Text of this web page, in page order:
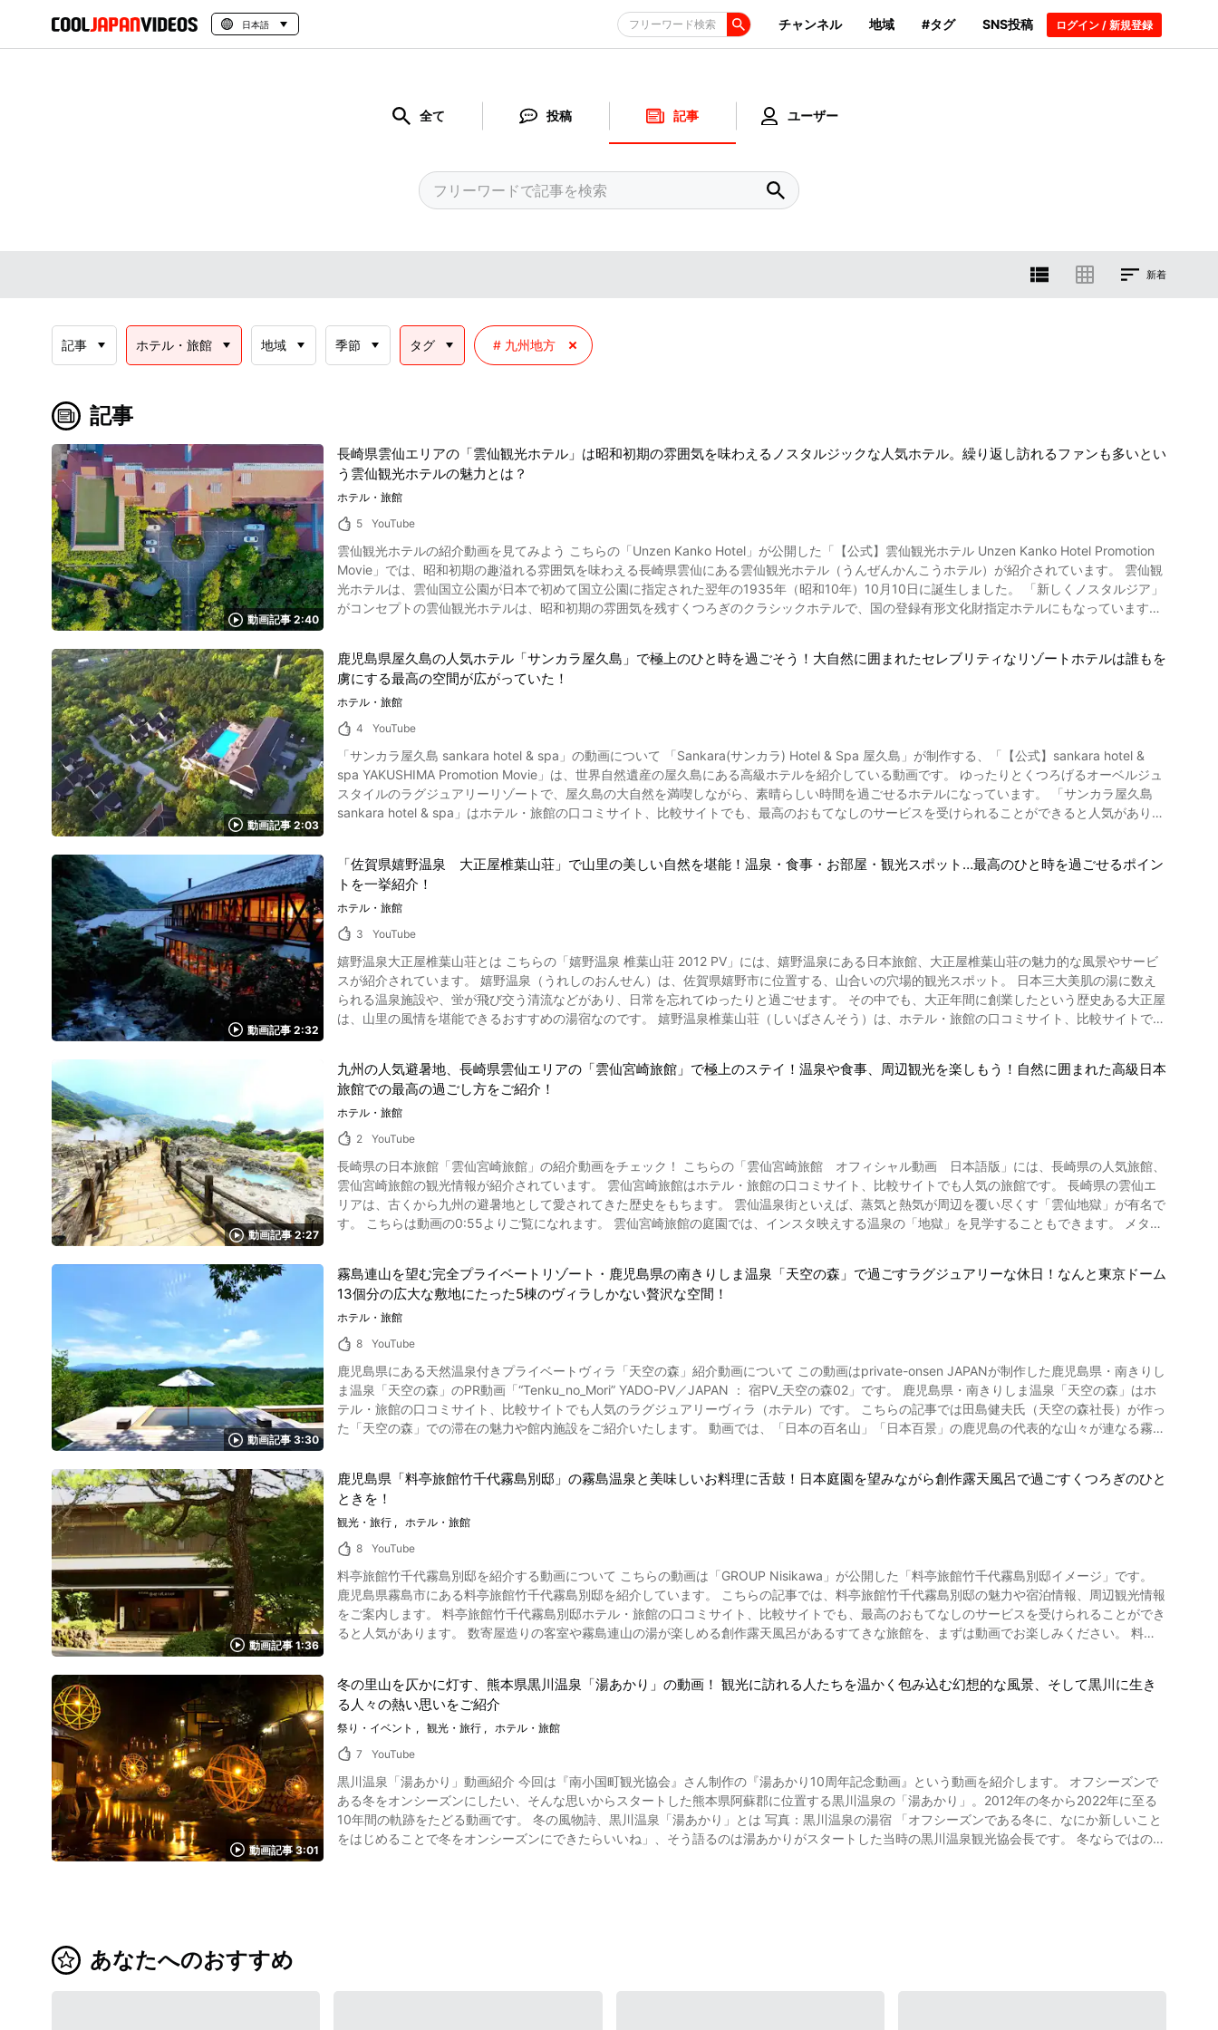
日本語 フリーワード検索 チャンネル 地域 #タグ SNS投稿 ログイン / 新規登録
全て 投稿 記事 ユーザー
新着
記事 ホテル・旅館 地域 季節 タグ 九州地方
記事
動画記事 2:40
長崎県雲仙エリアの「雲仙観光ホテル」は昭和初期の雰囲気を味わえるノスタルジックな人気ホテル。繰り返し訪れるファンも多いとい
う雲仙観光ホテルの魅力とは？
ホテル・旅館
5
YouTube
雲仙観光ホテルの紹介動画を見てみよう こちらの「Unzen Kanko Hotel」が公開した「【公式】雲仙観光ホテル Unzen Kanko Hotel Promotion
Movie」では、昭和初期の趣溢れる雰囲気を味わえる長崎県雲仙にある雲仙観光ホテル（うんぜんかんこうホテル）が紹介されています。 雲仙観
光ホテルは、雲仙国立公園が日本で初めて国立公園に指定された翌年の1935年（昭和10年）10月10日に誕生しました。 「新しくノスタルジア」
がコンセプトの雲仙観光ホテルは、昭和初期の雰囲気を残すくつろぎのクラシックホテルで、国の登録有形文化財指定ホテルにもなっています。
れたという200坪のダイニングルームをはじめ、フロントや階段、客室も東洋美と西洋美が融合したおしゃれな空間になっています。 宴会、ウェ
ディングでの利用もできます。 ホテル内にはなんと、動画の1:34からご覧になれるクラシカルなビリヤード場（撞球室）も用意されています。
小糸地獄温泉を源泉とする浴室には、ステンドグラスやアールデコ調のタイルが採用されています。 温泉には硫黄泉浴室、家族風呂がご用意さ
れ、泉質は「酸性・含鉄・含硫黄-アルミニウム-硫酸塩泉」、効能は「慢性皮膚病、慢性婦人病、慢性消化器疾患、糖尿病、神経痛、関節痛、打
ち身、 切り傷、運動麻痺、痔症」となっています。 動画の1:06からご覧になれる客室は、特別室、オリエンタル、プレミアムツイン、スーペリ
アツイン、スーペリアトリプル、デラックスツイン、デラックスダブルなどがご用意されており、優雅なひと時を過ごすことができます。 動画で
紹介されている雲仙観光ホテルで楽しめるグルメとは？ 画像引用 :YouTube screenshot 上質なホテルに宿泊する旅行では、ご当地ならではの絶
品グルメも楽しみですね。 雲仙観光ホテルのランチやディナーには、地産地消のフランス料理を堪能できます。 ホテル内にはバー、カフェテラ
ス、ラウンジが完備されているので、お好みの場所でゆったりと過ごしましょう。 また、お土産には名物のゴルゴンゾーラベイクドチーズケーキ
ットがあります。 雲仙仁田峠や雲仙地獄は是非足を運んでおきたい観光地です。 ほかにも、雲仙ゴルフ場や雲仙テニスコートでスポーツを楽し
んだり、雲仙ビードロ美術館で芸術品を鑑賞するひとときを過ごしたりと、雲仙エリアならではの観光をしてみましょう。 雲仙観光ホテルの紹介
動画まとめ 画像引用 :YouTube screenshot 動画で紹介されている雲仙観光ホテルは、口コミで評価の良い人気のホテルです。 雲仙観光ホテルは
駅から距離がありますが、送迎バスが出ているので交通アクセスも問題ありません。 また、ツアーを利用して訪れるのもおすすめの方法です。
人気のホテルを予約して、心安らぐ極上のひとときを堪能してみてくださいね。 【公式ホームページ】雲仙観光ホテル | 長崎県雲仙市にあるクラ
g1022852-d325867-Reviews-Unzen_Kanko_Hotel-Unzen_Nagasaki_Prefecture_Kyushu.html
動画記事 2:03
鹿児島県屋久島の人気ホテル「サンカラ屋久島」で極上のひと時を過ごそう！大自然に囲まれたセレブリティなリゾートホテルは誰もを
虜にする最高の空間が広がっていた！
ホテル・旅館
4
YouTube
「サンカラ屋久島 sankara hotel & spa」の動画について 「Sankara(サンカラ) Hotel & Spa 屋久島」が制作する、「【公式】sankara hotel &
spa YAKUSHIMA Promotion Movie」は、世界自然遺産の屋久島にある高級ホテルを紹介している動画です。 ゆったりとくつろげるオーベルジュ
スタイルのラグジュアリーリゾートで、屋久島の大自然を満喫しながら、素晴らしい時間を過ごせるホテルになっています。 「サンカラ屋久島
sankara hotel & spa」はホテル・旅館の口コミサイト、比較サイトでも、最高のおもてなしのサービスを受けられることができると人気がありま
テルである「サンカラ屋久島 sankara hotel & spa」は、美味しい食事や温泉、スパ、マッサージなどが魅力の宿泊施設です。 とても人気のホテ
ルなので早めに予約するのが必須のホテルです。 サンカラ屋久島は九州の鹿児島県熊毛郡屋久島にあり、大自然を満喫できる場所にあります。
存在感のある巨樹と寄り添うように広がる苔の絨毯や、奇麗な海、青い空はとても美しく訪れる方みんなを魅了しています。 ホテル内の様子は動
画の0:12より紹介しています。 プールサイドでウエルカムドリンクをいただけるので、到着してすぐリゾート気分を味わうことができます。 画
像引用 :YouTube screenshot 本場仕込みのフランス料理や、一人ひとりに客室係が付くバトラーサービス、動画の0:43よりご覧になれるオーガ
ニックハーブが特徴のスパ「sankara sana」などの評判がよく、ネットの口コミでも話題になっています。 お部屋は最高級のサンカラスイート
ルームやサンカラジュニアスイート、サンカラヴィラスイート、サンドラヴィラ、海が見えるウッドデッキを設置した部屋など、ゆったりくつろ
げる客室が充実しています。 和室は無く全て洋室のお部屋となっています。 広々としたプールや読書ができるライブラリーラウンジなどもあ
り、思い思いの過ごし方や体験ができますよ。 「サンカラ屋久島 sankara hotel & spa」ではこだわりのアメニティグッズも揃っています。 イン
屋久島 sankara hotel & spa」のグルメ情報 日本の高級ホテルである「サンカラ屋久島 sankara hotel & spa」は、美味しい料理を食べられるレス
トランが1番の魅力。 地産地消にこだわり屋久島でしか食べられないフレンチ料理を提供しています。 サンカラ屋久島にはカジュアルフレンチを
楽しめるayana（アヤナ）と、本格フレンチフルコースを楽しめるokas（オーカス）という2つのレストランがあります。 それぞれで屋久島の大
地の恵みを活かした素晴らしい料理を堪能できますよ。 日本の高級ホテル「サンカラ屋久島 sankara hotel & spa」の周辺観光スポット ©鹿児島
県 改変 屋久島の高級ホテルである「サンカラ屋久島 sankara hotel & spa」の周辺にはさまざまな観光スポットがあります。 屋久島に訪れたら絶
「ヤクスギランド」「くぐり杉」「大川の滝」「白谷雲水峡」「益救神社（やくじんじゃ）」「屋久島環境文化村センター」「屋久島灯台」など
で大自然の絶景をお楽しみください。 これらの大自然を満喫できるトレッキングなどのアクティビティを楽しむ拠点に「サンカラ屋久島 sankara
hotel & spa」をご利用してみてはいかがですか。 屋久島には「平内海中温泉」「縄文の宿 まんてん」「湯泊温泉」「尾之間温泉」「ゆのこの
湯」「屋久島温泉 JRホテル屋久島」などの日帰り温泉が楽しめるスポットも多数あります。 旅の疲れを大浴場や露天風呂でゆっくり癒してく
& Spa 屋久島」が制作する、「【公式】sankara hotel & spa YAKUSHIMA Promotion Movie」は、日本のおもてなしの心を感じることができる素
晴らしいホテルです。 交通アクセスは屋久島空港から約40分で、無料送迎バスもあります。 動画で紹介されている、サンカラ屋久島の充実した
サイトや公式ホームページをご確認ください。 ◆サンカラ屋久島 施設概要紹介◆ 【住所】〒891-4402 鹿児島県熊毛郡屋久島町麦生字萩野上
553 【交通アクセス】屋久島空港から約40分。無料送迎バスあり。 【駐車場】あり 【電話番号】0997-47-3488 【公式ホームページ】【公
式】サンカラ屋久島 sankara hotel &spa Yakushima ｜リゾートホテル 高級ホテル https://www.sankarahotel-spa.com/ 【トリップアドバイザ
ー】サンカラホテル&スパ 屋久島 https://www.tripadvisor.jp/Hotel_Review-g1121600-d1604431-Reviews-Sankara_Hotel_Spa_Yakushima-
Yakushima_cho_Kumage_gun_Kagoshima_Prefecture_Kyushu.html
動画記事 2:32
「佐賀県嬉野温泉 大正屋椎葉山荘」で山里の美しい自然を堪能！温泉・食事・お部屋・観光スポット…最高のひと時を過ごせるポイン
トを一挙紹介！
ホテル・旅館
3
YouTube
嬉野温泉大正屋椎葉山荘とは こちらの「嬉野温泉 椎葉山荘 2012 PV」には、嬉野温泉にある日本旅館、大正屋椎葉山荘の魅力的な風景やサービ
スが紹介されています。 嬉野温泉（うれしのおんせん）は、佐賀県嬉野市に位置する、山合いの穴場的観光スポット。 日本三大美肌の湯に数え
られる温泉施設や、蛍が飛び交う清流などがあり、日常を忘れてゆったりと過ごせます。 その中でも、大正年間に創業したという歴史ある大正屋
は、山里の風情を堪能できるおすすめの湯宿なのです。 嬉野温泉椎葉山荘（しいばさんそう）は、ホテル・旅館の口コミサイト、比較サイトで
山荘の露天風呂や大浴場は、体と心をじっくりと癒やしてくれる嬉しい効果をもちます。 掛け流し源泉の四季の湯、しいばの湯、山の湯といった
お風呂のほか、部屋風呂もあります。 立ち寄り湯もOKで、アメニティも豊富なので、宿泊だけでなく日帰りプランも立てられますよ。 嬉野温泉
は重曹泉（ナトリウム炭酸水素塩）の塩化物温泉で、効能は神経痛、筋肉痛、関節痛、五十肩、運動麻痺、関節のこわばり、うちみ、くじき、慢
性消化器病、痔疾、冷え性、病後回復期、披露回復、健康増進などです。 嬉野温泉大正屋椎葉山荘の館内施設の楽しみ方 画像引用 :YouTube
たあとは、浴衣に着替えて絶品ディナーを堪能しましょう。 大正屋椎葉山荘は、ミシュランガイド2019にも選ばれた名店です。 佐賀産和牛をは
じめとした、グルメバイキングや懐石料理を楽しめます。 大正屋では、湯豆腐本舗や、お食事処「レストラン山法師」「レストランしいば」、団
体専用の個室「食事処 琥珀（こはく）」なども利用できます。 動画の2:01からは、旅館の美しい風景が紹介されています。 大正屋椎葉山荘の
客室は、お部屋から山里の自然をゆったり眺められるくつろぎの和室です。 離れ、メゾネットタイプ、バリアフリーのお部屋も用意されていま
ステキなひとときをお楽しみください。 嬉野温泉大正屋椎葉山荘の紹介動画まとめ 写真：嬉野温泉の風景 佐賀県嬉野エリアには、インスタ映え
する自然豊かな名所や癒しの露天風呂、絶品の和食を味わえる日本旅館などが数多くあります。 その中でも、動画で紹介されている大正屋椎葉山
荘は、美しい日本の風情を満喫でき、バリアフリーで大人にも子どもにも過ごしやすい、人気の旅館です。 また、嬉野温泉には人気の観光スポッ
トも多数あります。 「シーボルトの足湯」「シーボルトの湯」「立岩展望台」「広川原キャンプ場」「肥前吉田焼窯元会館」「みゆき公園」「豊
玉姫神社」「瑞光寺」「轟の滝」「大茶樹」など・・。 嬉野温泉大正屋椎葉山荘では、これらの周辺観光も楽しめます。 嬉野温泉大正屋椎葉山
ミを参考にしたりしながら、嬉野温泉へのトラベルを計画してみてくださいね。 ◆嬉野温泉 大正屋 椎葉山荘 施設概要紹介◆ 【住所】嬉野
市嬉野町岩屋川内字椎葉乙1586 【交通アクセス】JR武雄温泉駅よりバスで30分、バスセンターより送迎車5分 【駐車場】あり。無料駐車場100
台 【電話番号】0954-42-3600 【公式ホームページ】嬉野温泉 旅館大正屋 椎葉山荘／大自然の中のたたずまい https://www.shiibasanso.com/
【公式ホームページ】嬉野温泉観光協会うれしの温泉のほほーん情報局 https://spa-u.net/ 【トリップアドバイザー】嬉野温泉
動画記事 2:27
九州の人気避暑地、長崎県雲仙エリアの「雲仙宮崎旅館」で極上のステイ！温泉や食事、周辺観光を楽しもう！自然に囲まれた高級日本
旅館での最高の過ごし方をご紹介！
ホテル・旅館
2
YouTube
長崎県の日本旅館「雲仙宮崎旅館」の紹介動画をチェック！ こちらの「雲仙宮崎旅館 オフィシャル動画 日本語版」には、長崎県の人気旅館、
雲仙宮崎旅館の観光情報が紹介されています。 雲仙宮崎旅館はホテル・旅館の口コミサイト、比較サイトでも人気の旅館です。 長崎県の雲仙エ
リアは、古くから九州の避暑地として愛されてきた歴史をもちます。 雲仙温泉街といえば、蒸気と熱気が周辺を覆い尽くす「雲仙地獄」が有名で
す。 こちらは動画の0:55よりご覧になれます。 雲仙宮崎旅館の庭園では、インスタ映えする温泉の「地獄」を見学することもできます。 メタケ
画の1:04からは、雲仙宮崎旅館の癒しの温泉の様子が紹介されています。 「美肌の温泉」と呼ばれる雲仙温泉で、源泉掛け流しの露天風呂や大浴
場、家族風呂を堪能しましょう。 雲仙宮崎旅館のお風呂は、宿泊だけでなく日帰りプランも利用できます。 雲仙温泉の泉質は、硫化水素の単純
酸性温泉で、効能は神経痛、筋肉痛、関節痛、五十肩、運動麻痺、関節のこわばり、うちみ、くじき、慢性消化器病、痔疾、冷え性、病後回復
期、疲労回復、健康増進などです。 雲仙宮崎旅館の絶品日本料理を味わおう！ 画像引用 :YouTube screenshot 動画の1:28からは、雲仙宮崎旅館
の絶品和食料理が紹介されています。 地産地消をモットーに作られた、美味しいお肉や、魚介の食事をいただけるのが雲仙宮崎旅館の魅力。 九
州の自然が育んだ長崎和牛や、熊本地鶏の天草大王、島原半島の海鮮、といったグルメをふんだんに使った会席料理は、まさに絶品。 ホテルには
宴会場もあり、仲間との旅行にも最適です。 雲仙宮崎旅館の館内施設の魅力をご紹介！ 画像引用 :YouTube screenshot 動画の0:43からは、雲仙
宮崎旅館の風情ある日本庭園を見学できます。 1:59からは、浴衣で雲仙宮崎旅館をそぞろあるく、風情ある様子も紹介されています。 客室も和
室や和洋室、景色の良い庭園側の特別室などから選べるので、お好みのお部屋を利用してみましょう。 チェックアウト時間は朝10時半なので、
せんべいを取りそろえた売店（お土産屋）、雑誌・漫画・小説の揃った読書室、大人数でも安心の宴会場、パーティーや大人数の会議も可能な松
風苑、足つぼマッサージのほぐし処、喫煙所がございます。 もちろんアメニティも揃っています。 雲仙宮崎旅館の紹介動画まとめ 雲仙宮崎旅館
ではおもてなしの心を大切にしています。 動画の0:25にも、女将や従業員が宿泊客に、抹茶を振る舞う様子が紹介されています。 また雲仙周辺
には人気の観光スポットも多数あります。 「仁田峠ロープウェイ（ロープウェー）」「雲仙ゴルフ場」「雲仙テニスコート」「白雲の池」「足湯
広場」「雲仙焼」「湯せんべい手焼き体験」「雲仙新湯温泉館」「雲仙よか湯」「小地獄温泉館」「おもちゃ博物館」「ガラス工作体験」な
秘湯で、温泉や日本料理を楽しむ最高のひとときを過ごしてみるのがおすすめですよ。 雲仙宮崎旅館の宿泊料金は、季節やプランによって異なり
ますので、旅行サイトや公式ホームページをご確認ください。 ◆長崎県 雲仙宮崎旅館 施設概要紹介◆ 【住所】〒854-0621 長崎県雲仙市小
浜町雲仙320番地 【交通アクセス】長崎駅、諫早駅より無料シャトルバスのサービスあり（要予約） 【駐車場】無料駐車場あり。 【電話番号】
0957-73-3331 【公式ホームページ】長崎県 雲仙温泉・雲仙宮崎旅館 http://www.miyazaki-ryokan.co.jp/
動画記事 3:30
霧島連山を望む完全プライベートリゾート・鹿児島県の南きりしま温泉「天空の森」で過ごすラグジュアリーな休日！なんと東京ドーム
13個分の広大な敷地にたった5棟のヴィラしかない贅沢な空間！
ホテル・旅館
8
YouTube
鹿児島県にある天然温泉付きプライベートヴィラ「天空の森」紹介動画について この動画はprivate-onsen JAPANが制作した鹿児島県・南きりし
ま温泉「天空の森」のPR動画「“Tenku_no_Mori” YADO-PV／JAPAN ： 宿PV_天空の森02」です。 鹿児島県・南きりしま温泉「天空の森」はホ
テル・旅館の口コミサイト、比較サイトでも人気のラグジュアリーヴィラ（ホテル）です。 こちらの記事では田島健夫氏（天空の森社長）が作っ
た「天空の森」での滞在の魅力や館内施設をご紹介いたします。 動画では、「日本の百名山」「日本百景」の鹿児島の代表的な山々が連なる霧島
南きりしま温泉「天空の森」は、日本の九州地方南部、鹿児島県にあり、東京ドーム13個分の広大な敷地内に温泉付きのヴィラが5棟という贅沢
でラグジュアリーな滞在施設となっており、最高のおもてなしを味わうことができます。 動画でも紹介されているように、まさに「大宇宙の無人
島（おおぞらの無人島）」です。 鹿児島空港から車で約15分という気軽な交通アクセスながら、大自然の中に身を置くことができるのも魅力と
いえるでしょう。 敷地内の宿泊と日帰り用ヴィラ5棟「天空」「茜さす丘」「霖雨の森」「花散る里」「つばめの巣」は遮るものがない広いウッ
ドデッキに南きりしま温泉の源泉100％かけ流しの露天風呂とシャワーが用意されています。 ほかのヴィラの気配さえ感じないプライベート空間
での滞在が約束されています。 動画の0:35から紹介されている鹿児島県南きりしま温泉「天空の森」の日帰り専用ヴィラ「つばめの巣」は、天
然温泉の露天風呂や日本の原風景を見ながらの自然散策、食事などを楽しむことができます。 日帰り専用ヴィラの「花散る里」は動画の0:49よ
りご覧になれます。共有の大浴場はありませんのでご注意ください。 続いて動画の1:23より、鹿児島県南きりしま温泉「天空の森」の宿泊用ヴィ
ラ「茜さす丘」が紹介されています。 施設内の建築資材（木材）はすべて敷地内の森の木を使って造られ、贅沢な余白と大きな窓のある空間が特
ことができます。 ピクニック・川遊び・ヘリコプターでの空中散歩などのアクティビティも楽しめます。 アメニティグッズもしっかり揃ってい
るので安心です。 鹿児島県・南きりしま温泉「天空の森」でいただく地元産グルメ情報 画像引用 :YouTube screenshot 動画の0:26よりご覧にな
れるように、鹿児島県南きりしま温泉「天空の森」では、自家菜園の無農薬栽培で食材を調達しています。 日本の山里でよくみられる段々畑は約
30種類の野菜を育て、夕食に並ぶ日本料理の旬の食材のほとんどが自らの牧場や農場から収穫されたものが使われます。 レストランでの食事の
様子は2:16から紹介されます。 薩摩地鶏や鮎、大隅牛などを楽しむことができます。 身も心もリフレッシュできる滞在を体験してみてはいかが
から解放されて日本らしい景色が楽しめる滞在が魅力です。 ヴィラからの絶景はインスタ映えしますが、スマホの電源は落として贅沢な時間を味
わうという過ごし方をしてみるのもいいでしょうね。 敷地内の石坂川の渓流に足をつけながらのパーティやコンサート、専用カートでの周遊、エ
ステなどの体験も可能です。 霧島周辺には「霧島神宮」「霧島温泉郷」「城山展望台」「鹿児島県霧島アートの森」「霧島高原まほろばの里」
「丸尾滝」「旅行人山荘」「高千穂峰」「霧島温泉市場」などの名所や観光スポットもたくさんありますので、周辺観光を満喫することもできま
動画記事 1:36
鹿児島県「料亭旅館竹千代霧島別邸」の霧島温泉と美味しいお料理に舌鼓！日本庭園を望みながら創作露天風呂で過ごすくつろぎのひと
ときを！
観光・旅行
ホテル・旅館
8
YouTube
料亭旅館竹千代霧島別邸を紹介する動画について こちらの動画は「GROUP Nisikawa」が公開した「料亭旅館竹千代霧島別邸イメージ」です。
鹿児島県霧島市にある料亭旅館竹千代霧島別邸を紹介しています。 こちらの記事では、料亭旅館竹千代霧島別邸の魅力や宿泊情報、周辺観光情報
をご案内します。 料亭旅館竹千代霧島別邸ホテル・旅館の口コミサイト、比較サイトでも、最高のおもてなしのサービスを受けられることができ
ると人気があります。 数寄屋造りの客室や霧島連山の湯が楽しめる創作露天風呂があるすてきな旅館を、まずは動画でお楽しみください。 料亭
湯泉番付にも名をつらねる料亭旅館竹千代霧島別邸は、歴史のある温泉宿。 温泉発見当初は、薩摩硫黄泉と言われていました。 湯源は、霧島連
山の高千穂峰（たかちほのみね）の麓にある霧島神宮です。 また料亭旅館竹千代霧島別邸は、鹿児島市内の老舗料亭竹千代の名を受け継ぐ洗練さ
れたお料理も魅力です。 霧島の旬材を活かした味の技「食彩美膳」のお料理は、動画の1:01から紹介されます。 料亭旅館竹千代霧島別邸の客室
画像引用 :YouTube screenshot 料亭旅館竹千代霧島別邸の客室は、ゆったりした和室空間。離れもあり、1階の客室は美しい日本庭園と露天風呂
があります。 ネットの口コミでは「なんと言ってもお部屋のお風呂が素敵でした。 星が綺麗に見えました！」などお料理・おもてなしとともに
好評です。 客室付きの露天風呂の様子は、動画の0:45から紹介されています。 料亭旅館竹千代霧島別邸の周辺観光地 写真：鹿児島県・高千穂峰
自然あふれる霧島には、霧島連山最高峰の「韓国岳（からくにだけ）」や「高千穂峰」があり登山や森林テラピーも人気です。 ほかに、「高千穂
カントリー俱楽部」でのゴルフプレー、瑠璃色が美しい「不動池（ふどういけ）」、屋外美術館「霧島アートの森」、乗馬や乳しぼり体験ができ
る「高千穂牧場」などが周辺にあります。 郷土品の黒酢や黒豚、焼酎などのお土産もたのしめるでしょう。 料亭旅館竹千代霧島別邸紹介まとめ
動画記事 3:01
冬の里山を仄かに灯す、熊本県黒川温泉「湯あかり」の動画！ 観光に訪れる人たちを温かく包み込む幻想的な風景、そして黒川に生き
る人々の熱い思いをご紹介
祭り・イベント 観光・旅行
ホテル・旅館
7
YouTube
黒川温泉「湯あかり」動画紹介 今回は『南小国町観光協会』さん制作の『湯あかり10周年記念動画』という動画を紹介します。 オフシーズンで
ある冬をオンシーズンにしたい、そんな思いからスタートした熊本県阿蘇郡に位置する黒川温泉の「湯あかり」。2012年の冬から2022年に至る
10年間の軌跡をたどる動画です。 冬の風物詩、黒川温泉「湯あかり」とは 写真：黒川温泉の湯宿 「オフシーズンである冬に、なにか新しいこと
をはじめることで冬をオンシーズンにできたらいいね」、そう語るのは湯あかりがスタートした当時の黒川温泉観光協会長です。 冬ならではの黒
考え、共にやる」の精神で「湯あかり」を生み、育て、成長させながら続けてきたのです。 写真：黒川温泉の「湯あかり」 湯あかりは、球体状
あなたへのおすすめ